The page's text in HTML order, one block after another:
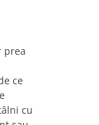
prea
ce
cu